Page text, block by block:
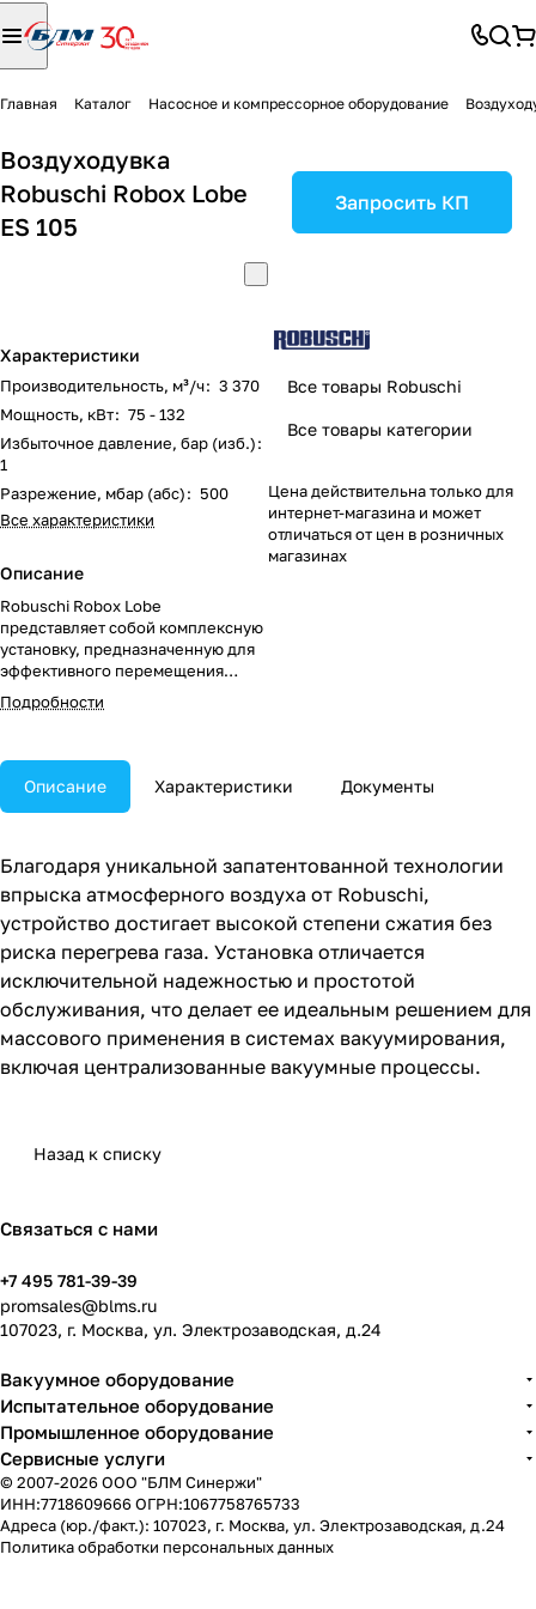
Главная Каталог Насосное и компрессорное оборудование
Воздуходувка
Robuschi Robox Lobe
ES 105
Характеристики
Производительность, м³/ч: 3 370
Мощность, кВт: 75 - 132
Избыточное давление, бар (изб.):
1
Разрежение, мбар (абс): 500
Все характеристики
Описание
Robuschi Robox Lobe
представляет собой комплексную
установку, предназначенную для
эффективного перемещения
газов под низким давлением.
Подробности
Запросить КП
Все товары Robuschi
Все товары категории
Цена действительна только для
интернет-магазина и может
отличаться от цен в розничных
магазинах
Описание Характеристики Документы
Благодаря уникальной запатентованной технологии
впрыска атмосферного воздуха от Robuschi,
устройство достигает высокой степени сжатия без
риска перегрева газа. Установка отличается
исключительной надежностью и простотой
обслуживания, что делает ее идеальным решением для
массового применения в системах вакуумирования,
включая централизованные вакуумные процессы.
Назад к списку
Связаться с нами
+7 495 781-39-39
promsales@blms.ru
107023, г. Москва, ул. Электрозаводская, д.24
Вакуумное оборудование
Испытательное оборудование
Промышленное оборудование
Сервисные услуги
© 2007-2026 ООО "БЛМ Синержи"
ИНН:7718609666 ОГРН:1067758765733
Адреса (юр./факт.): 107023, г. Москва, ул. Электрозаводская, д.24
Политика обработки персональных данных